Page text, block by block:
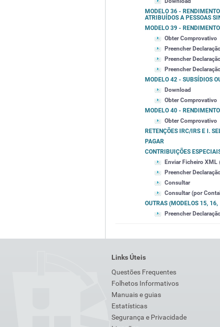
MODELO 36 -
ATRIBUÍDOS A PESSOAS
MODELO 39 -
Obter Comprovativo
Preencher
Preencher
Preencher
MODELO 42 - SUBSÍDIOS
Download
Obter Comprovativo
MODELO 40 -
Obter Comprovativo
RETENÇÕES IRC/IRS E I.
PAGAR
CONTRIBUIÇÕES
Enviar Ficheiro
Preencher
Consultar
Consultar (por
OUTRAS (MODELOS 15,
Preencher
Links Úteis
Questões Frequentes
Folhetos Informativos
Manuais e guias
Estatísticas
Segurança e Privacidade